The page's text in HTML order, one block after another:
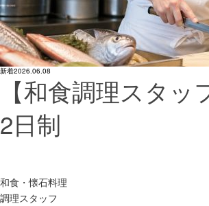
新着2026.06.08
【和食調理スタ
2日制
和食・懐石料理
調理スタッフ